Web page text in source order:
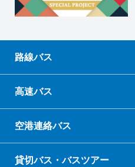
路線バス
高速バス
空港連絡バス
貸切バス・バスツアー